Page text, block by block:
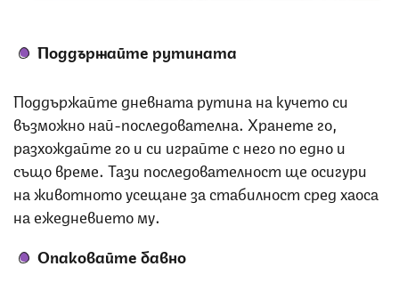
Поддържайте рутината
Поддържайте дневната рутина на кучето си
възможно най-последователна. Хранете го,
разхождайте го и си играйте с него по едно и
също време. Тази последователност ще осигури
на животното усещане за стабилност сред хаоса
на ежедневието му.
Опаковайте бавно